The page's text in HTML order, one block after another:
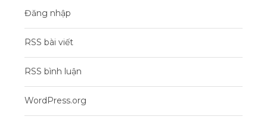
Đăng nhập
RSS bài viết
RSS bình luận
WordPress.org